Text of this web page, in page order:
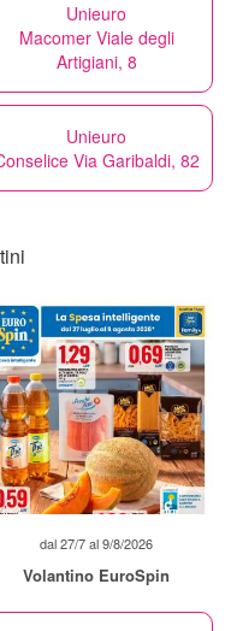
Unieuro
Macomer Viale degli
Artigiani, 8
Unieuro
Via Garibaldi, 82
dal 27/7 al 9/8/2026
Volantino EuroSpin